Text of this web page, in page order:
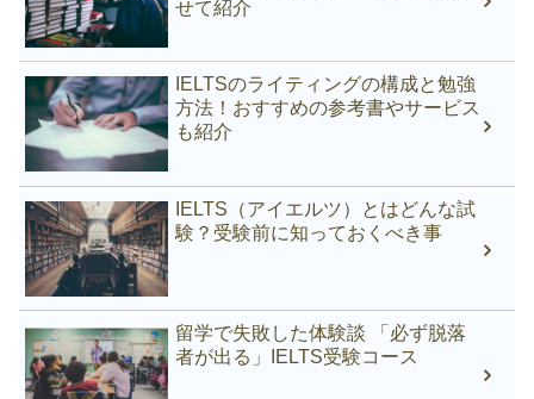
せて紹介
IELTSのライティングの構成と勉強
方法！おすすめの参考書やサービス
も紹介
IELTS（アイエルツ）とはどんな試
験？受験前に知っておくべき事
留学で失敗した体験談 「必ず脱落
者が出る」IELTS受験コース